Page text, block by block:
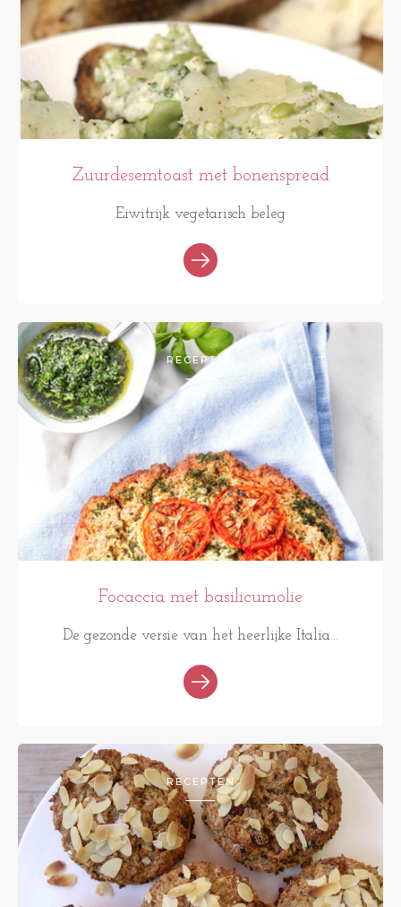
Zuurdesemtoast met bonenspread
Eiwitrijk vegetarisch beleg
RECEPTEN
Focaccia met basilicumolie
De gezonde versie van het heerlijke Italia...
RECEPTEN